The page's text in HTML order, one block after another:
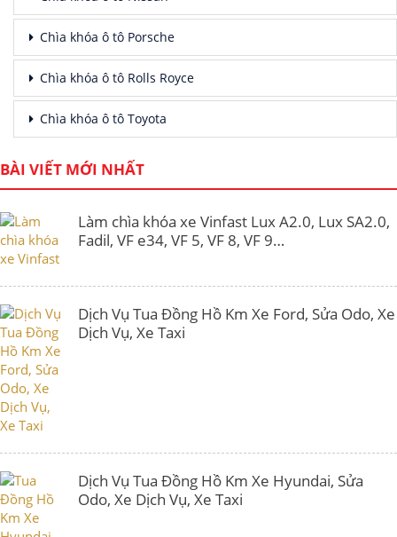
Chìa khóa ô tô Porsche
Chìa khóa ô tô Rolls Royce
Chìa khóa ô tô Toyota
BÀI VIẾT MỚI NHẤT
Làm chìa khóa xe Vinfast Lux A2.0, Lux SA2.0,
Fadil, VF e34, VF 5, VF 8, VF 9…
Dịch Vụ Tua Đồng Hồ Km Xe Ford, Sửa Odo, Xe
Dịch Vụ, Xe Taxi
Dịch Vụ Tua Đồng Hồ Km Xe Hyundai, Sửa
Odo, Xe Dịch Vụ, Xe Taxi